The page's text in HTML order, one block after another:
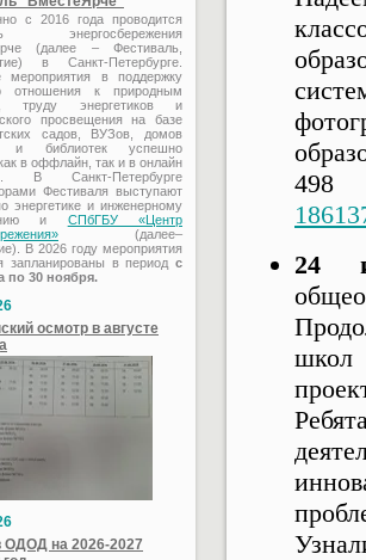
24 и
с 2016 года проводится
энергосбережения
(далее – Фестиваль,
в Санкт-Петербурге.
мероприятия в поддержку
отношения к природным
труду энергетиков и
просвещения на базе
садов, ВУЗов, домов
и библиотек успешно
в оффлайн, так и в онлайн
В Санкт-Петербурге
Фестиваля выступают
энергетике и инженерному
и СПбГБУ «Центр
(далее–
В 2026 году мероприятия
запланированы в период с
по 30 ноября.
осмотр в августе
ОДОД на 2026-2027